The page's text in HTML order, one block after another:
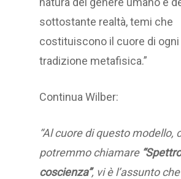
sottostante realtà, temi che
costituiscono il cuore di
tradizione metafisica.”
Continua Wilber:
“Al cuore di questo modello,
potremmo chiamare
coscienza”, vi è l’assunto